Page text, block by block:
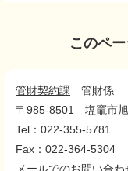
このペ
管財契約課
管財係
〒985-8501
塩竈市
Tel：022-355-5781
Fax：022-364-5304